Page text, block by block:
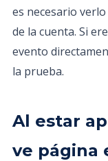
es necesario
de la cuenta. Si
evento
la prueba.
Al estar
ve página